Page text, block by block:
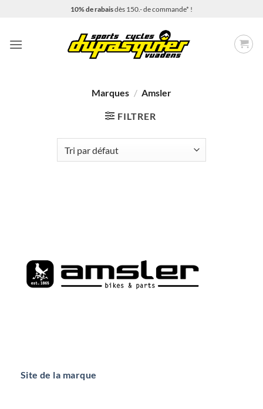
10% de rabaisdès 150.- de commande* !
Marques / Amsler
FILTRER
Site de la marque